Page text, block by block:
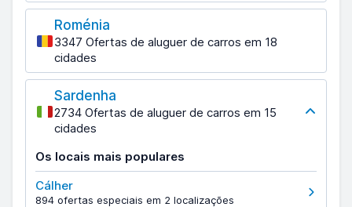
Roménia
3347 Ofertas de aluguer de carros em 18
cidades
Sardenha
2734 Ofertas de aluguer de carros em 15
cidades
Os locais mais populares
Cálher
894 ofertas especiais em 2 localizações